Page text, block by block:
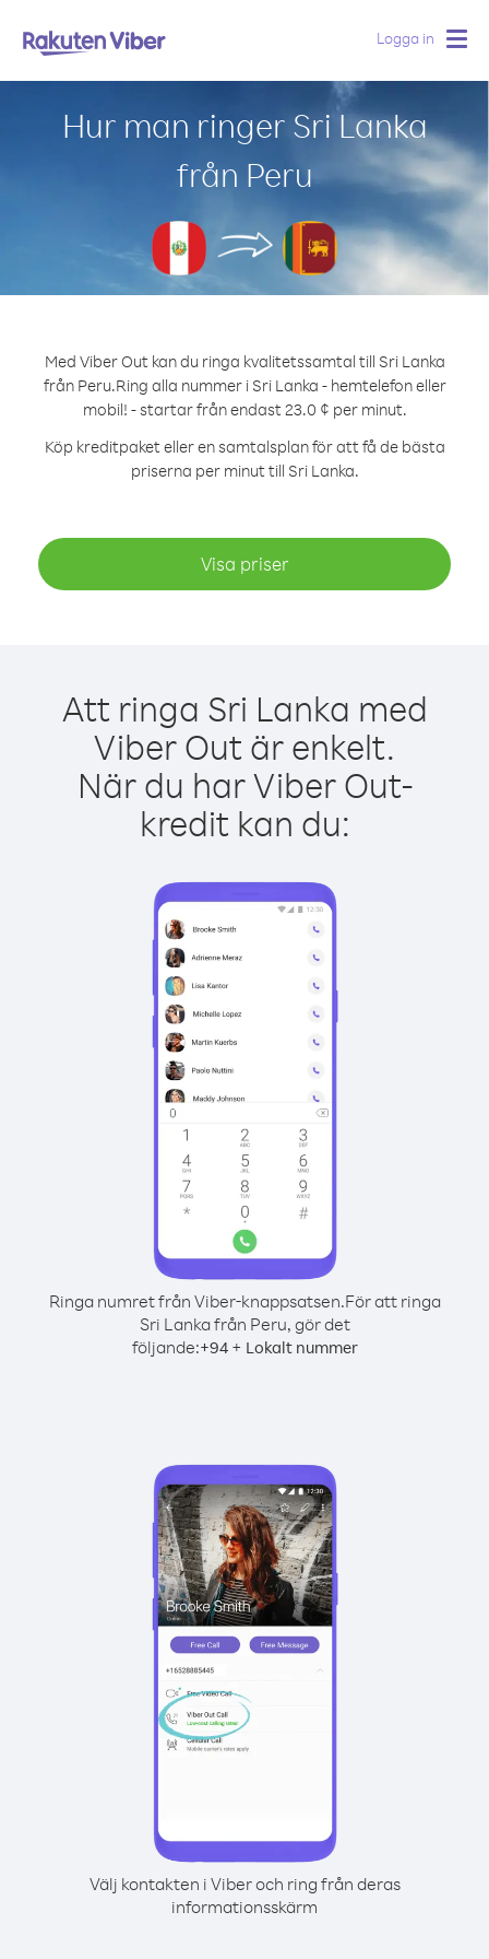
Logga in
Hur man ringer Sri Lanka
från Peru
Med Viber Out kan du ringa kvalitetssamtal till Sri Lanka
från Peru.Ring alla nummer i Sri Lanka - hemtelefon eller
mobil! - startar från endast 23.0 ¢ per minut.
Köp kreditpaket eller en samtalsplan för att få de bästa
priserna per minut till Sri Lanka.
Visa priser
Att ringa Sri Lanka med
Viber Out är enkelt.
När du har Viber Out-
kredit kan du:
Ringa numret från Viber-knappsatsen.För att ringa
Sri Lanka från Peru, gör det
följande:+94+ Lokalt nummer
Välj kontakten i Viber och ring från deras
informationsskärm